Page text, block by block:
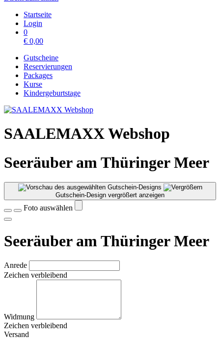
Startseite
Login
0
€ 0,00
Gutscheine
Reservierungen
Packages
Kurse
Kindergeburtstage
SAALEMAXX Webshop
Seeräuber am Thüringer Meer
Gutschein-Design vergrößert anzeigen
Foto auswählen
Seeräuber am Thüringer Meer
Anrede
Zeichen verbleibend
Widmung
Zeichen verbleibend
Versand